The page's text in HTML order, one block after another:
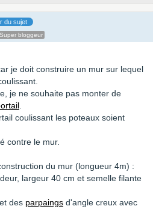
du sujet
Super bloggeur
je doit construire un mur sur lequel
je ne souhaite pas monter de
coulissant les poteaux soient
contre le mur.
du mur (longueur 4m) :
largeur 40 cm et semelle filante
des parpaings d'angle creux avec